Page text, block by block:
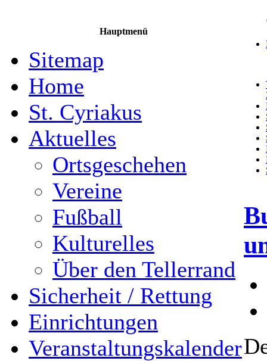
Hauptmenü
Sitemap
Home
St. Cyriakus
Aktuelles
Ortsgeschehen
Vereine
Fußball
Kulturelles
Über den Tellerrand
Sicherheit / Rettung
Einrichtungen
Veranstaltungskalender